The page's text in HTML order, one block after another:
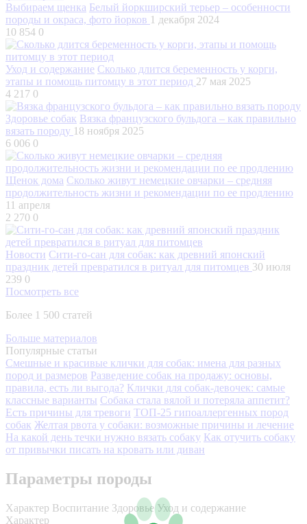
Выбираем щенка Белый йоркширский терьер – особенности
породы и окраса, фото йорков 1 декабря 2024
10 854 0
Уход и содержание Сколько длится беременность у корги,
этапы и помощь питомцу в этот период 27 мая 2025
4 217 0
Здоровье собак Вязка французского бульдога – как правильно
вязать породу 18 ноября 2025
6 006 0
Щенок дома Сколько живут немецкие овчарки – средняя
продолжительность жизни и рекомендации по ее продлению
11 апреля
2 270 0
Новости Сити-го-сан для собак: как древний японский
праздник детей превратился в ритуал для питомцев 30 июля
239 0
Посмотреть все
Более 1 500 статей
Больше материалов
Популярные статьи
Смешные и красивые клички для собак: имена для разных
пород и размеров Разведение собак на продажу: основы,
правила, есть ли выгода? Клички для собак-девочек: самые
классные варианты Собака стала вялой и потеряла аппетит?
Есть причины для тревоги ТОП-25 гипоаллергенных пород
собак Желтая рвота у собаки: возможные причины и лечение
На какой день течки нужно вязать собаку Как отучить собаку
от привычки писать на кровать или диван
Параметры породы
Характер Воспитание Здоровье Уход и содержание
Характер